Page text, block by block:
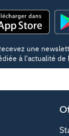
une
à l'actualité de